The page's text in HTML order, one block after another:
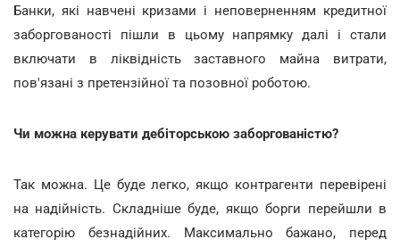
Банки, які навчені кризами і неповерненням кредитної
заборгованості пішли в цьому напрямку далі і стали
включати в ліквідність заставного майна витрати,
пов'язані з претензійної та позовної роботою.
Чи можна керувати дебіторською заборгованістю?
Так можна. Це буде легко, якщо контрагенти перевірені
на надійність. Складніше буде, якщо борги перейшли в
категорію безнадійних. Максимально бажано, перед